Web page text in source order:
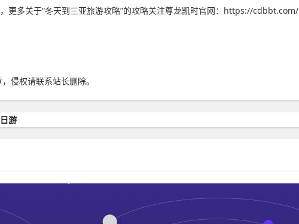
更多关于“冬天到三亚旅游攻略”的攻略关注尊龙凯时官网：https://cdbbt.com/
侵权请联系站长删除。
游